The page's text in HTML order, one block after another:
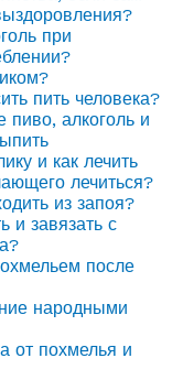
при
пить человека?
пиво, алкоголь и
и как лечить
лечиться?
из запоя?
и завязать с
после
народными
от похмелья и